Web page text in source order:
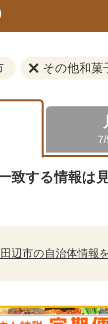
その他和菓
致する情報は
辺市の自治体情報